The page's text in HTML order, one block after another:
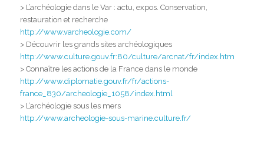
> L’archéologie dans le Var : actu, expos. Conservation,
restauration et recherche
http://www.varcheologie.com/
> Découvrir les grands sites archéologiques
http://www.culture.gouv.fr:80/culture/arcnat/fr/index.htm
> Connaître les actions de la France dans le monde
http://www.diplomatie.gouv.fr/fr/actions-
france_830/archeologie_1058/index.html
> L’archéologie sous les mers
http://www.archeologie-sous-marine.culture.fr/